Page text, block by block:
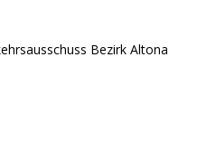
Bezirk Altona